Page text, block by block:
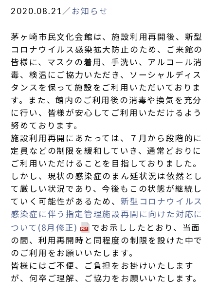
2020.08.21 ／ お知らせ
茅ヶ崎市民文化会館は、施設利用再開後、新型
コロナウイルス感染拡大防止のため、ご来館の
皆様に、マスクの着用、手洗い、アルコール消
毒、検温にご協力いただき、ソーシャルディス
タンスを保って施設をご利用いただいておりま
す。また、館内のご利用後の消毒や換気を充分
に行い、皆様が安心してご利用いただけるよう
努めております。
施設利用再開にあたっては、７月から段階的に
定員などの制限を緩和していき、通常どおりに
ご利用いただけることを目指しておりました。
しかし、現状の感染症のまん延状況は依然とし
て厳しい状況であり、今後もこの状態が継続し
ていく可能性があるため、新型コロナウイルス
感染症に伴う指定管理施設再開に向けた対応に
ついて(8月修正)
でお示ししたとおり、当面
の間、利用再開時と同程度の制限を設けた中で
のご利用をお願いいたします。
皆様にはご不便、ご負担をお掛けいたします
が、何卒ご理解、ご協力をお願いいたします。